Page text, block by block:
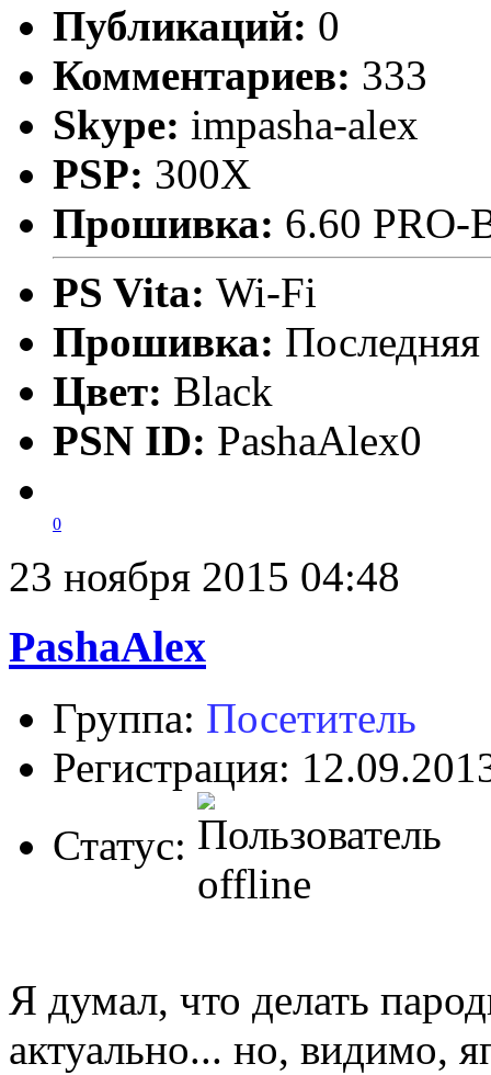
Публикаций: 0
Комментариев: 333
Skype: impasha-alex
PSP: 300X
Прошивка: 6.60 PRO-
PS Vita: Wi-Fi
Прошивка: Последняя
Цвет: Black
PSN ID: PashaAlex0
0
23 ноября 2015 04:48
PashaAlex
Группа: Посетитель
Регистрация:
Статус:
Я думал, что делать
актуально... но, видимо,